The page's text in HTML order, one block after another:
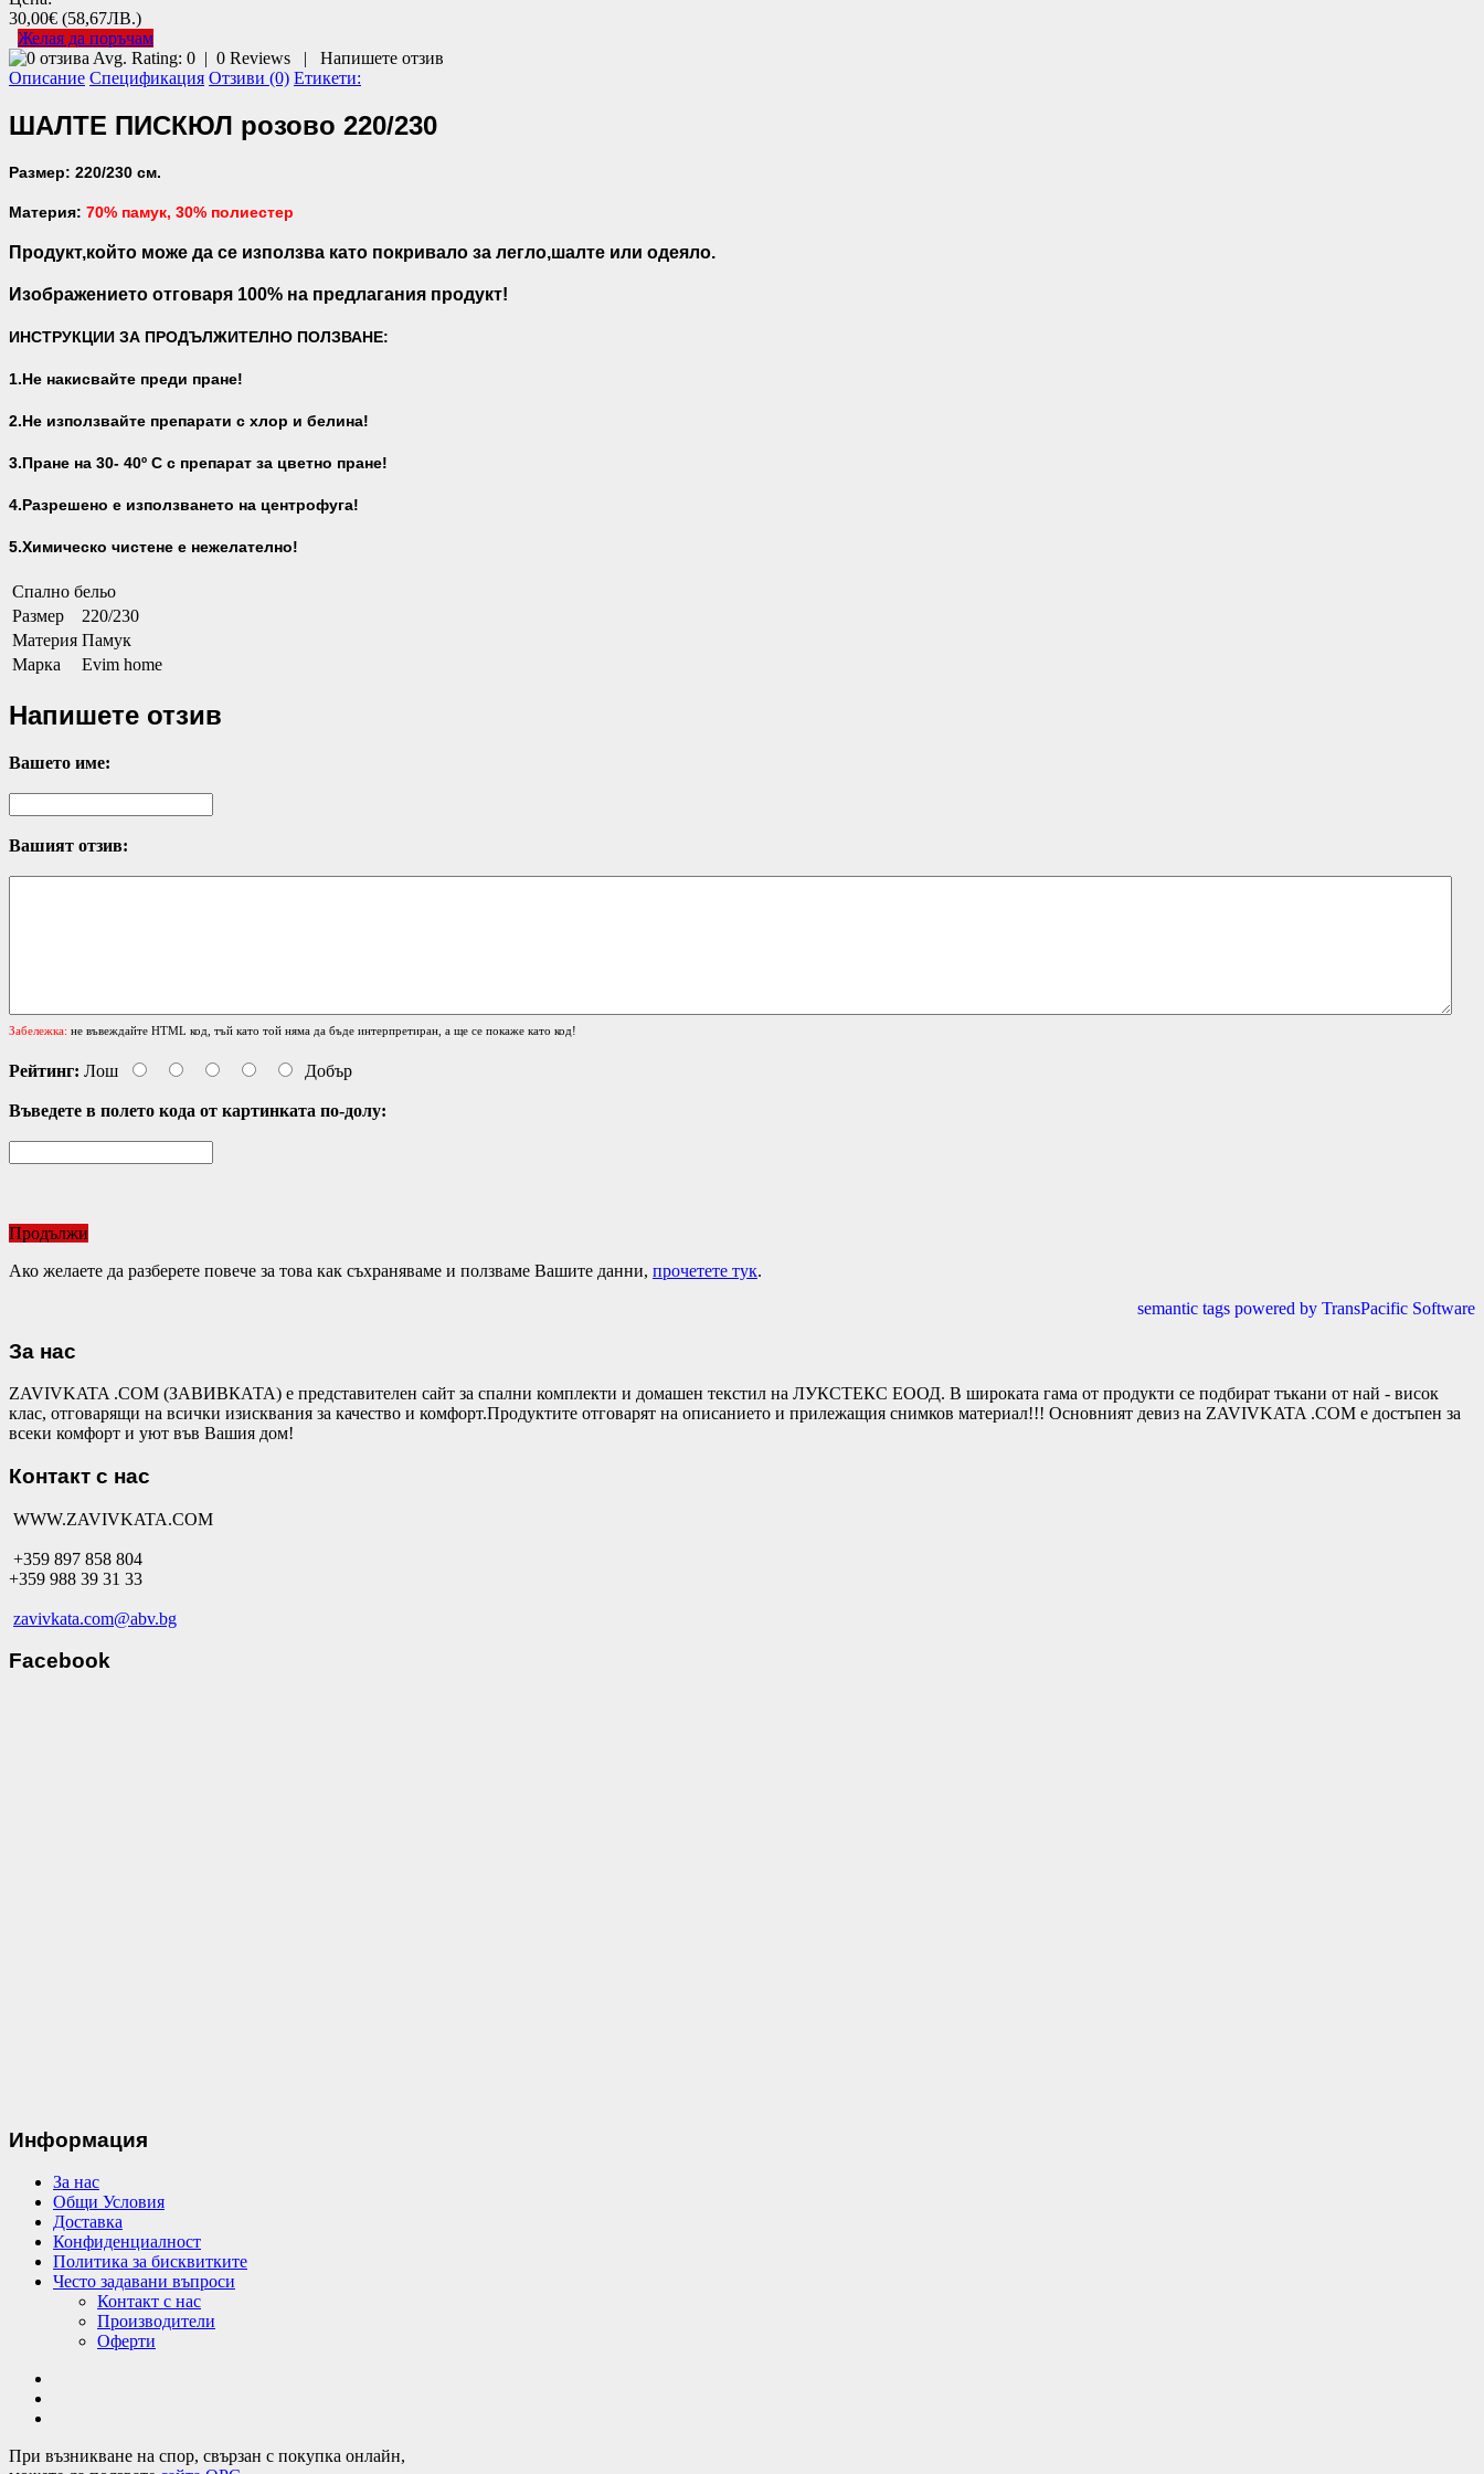
30,00€ (58,67ЛВ.)
Желая да поръчам
Avg. Rating: 0 | 0 Reviews | Напишете отзив
Описание Спецификация Отзиви (0) Етикети:
ШАЛТЕ ПИСКЮЛ розово 220/230
Размер: 220/230 см.
Материя: 70% памук, 30% полиестер
Продукт,който може да се използва като покривало за легло,шалте или одеяло.
Изображението отговаря 100% на предлагания продукт!
ИНСТРУКЦИИ ЗА ПРОДЪЛЖИТЕЛНО ПОЛЗВАНЕ:
1.Не накисвайте преди пране!
2.Не използвайте препарати с хлор и белина!
3.Пране на 30- 40º С с препарат за цветно пране!
4.Разрешено е използването на центрофуга!
5.Химическо чистене е нежелателно!
Спално бельо
Размер
220/230
Материя Памук
Марка
Evim home
Напишете отзив
Вашето име:
Вашият отзив:
Забележка: не въвеждайте HTML код, тъй като той няма да бъде интерпретиран, а ще се покаже като код!
Рейтинг: Лош Добър
Въведете в полето кода от картинката по-долу:
Продължи
Ако желаете да разберете повече за това как съхраняваме и ползваме Вашите данни, прочетете тук.
semantic tags powered by TransPacific Software
За нас
ZAVIVKATA .COM (ЗАВИВКАТА) е представителен сайт за спални комплекти и домашен текстил на ЛУКСТЕКС ЕООД. В широката гама от продукти се подбират тъкани от най - висок
клас, отговарящи на всички изисквания за качество и комфорт.Продуктите отговарят на описанието и прилежащия снимков материал!!! Основният девиз на ZAVIVKATA .COM е достъпен за
всеки комфорт и уют във Вашия дом!
Контакт с нас
WWW.ZAVIVKATA.COM
+359 897 858 804
+359 988 39 31 33
zavivkata.com@abv.bg
Facebook
Информация
За нас
Общи Условия
Доставка
Конфиденциалност
Политика за бисквитките
Често задавани въпроси
Контакт с нас
Производители
Оферти
При възникване на спор, свързан с покупка онлайн,